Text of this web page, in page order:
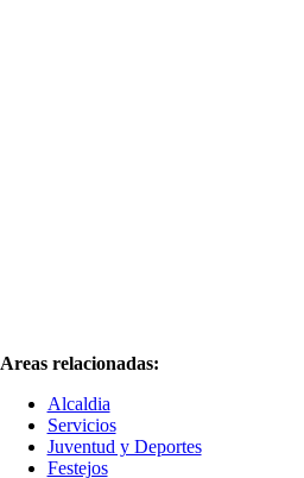
Areas relacionadas:
Alcaldia
Servicios
Juventud y Deportes
Festejos